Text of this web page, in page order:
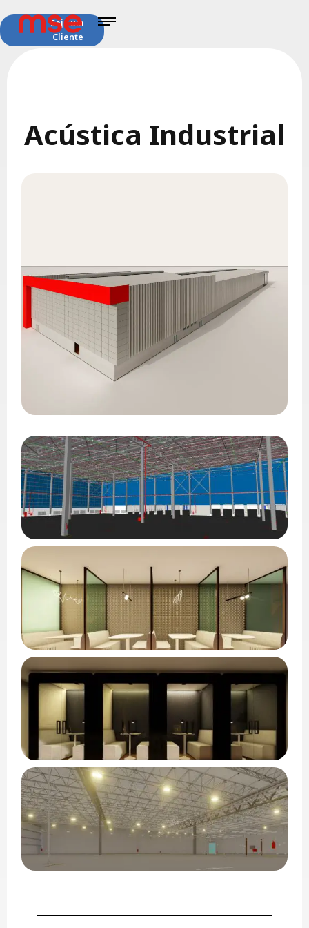
Seja um
Cliente
Acústica Industrial